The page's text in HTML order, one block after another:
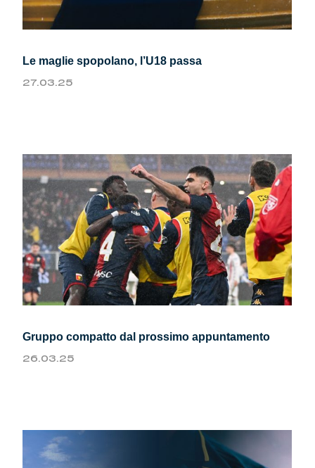
Le maglie spopolano, l’U18 passa
27.03.25
Gruppo compatto dal prossimo appuntamento
26.03.25